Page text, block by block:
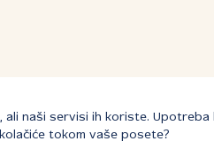
ali naši servisi ih koriste. Upotreba
tokom vaše posete?